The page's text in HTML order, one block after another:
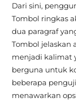
Dari sini,
Tombol ringkas
dua paragraf
Tombol jelaskan
menjadi kalimat
berguna untuk
beberapa
menawarkan